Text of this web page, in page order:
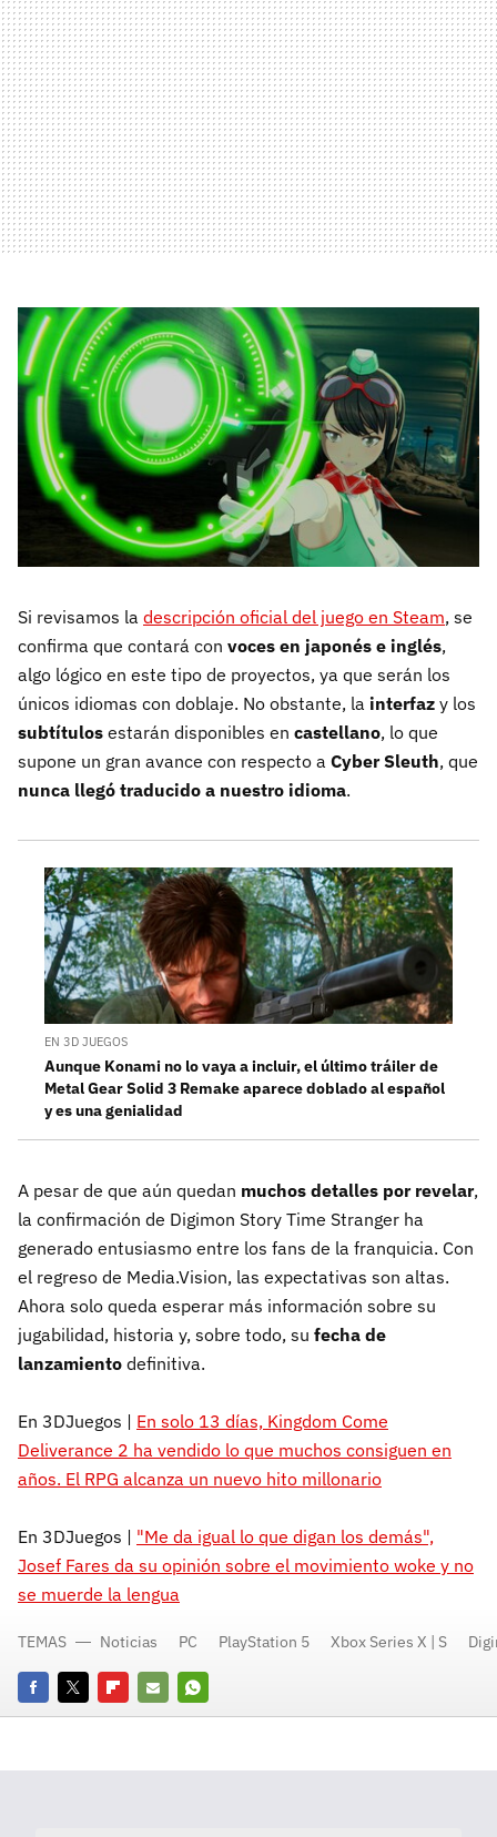
Si revisamos la descripción oficial del juego en Steam, se
confirma que contará con voces en japonés e inglés,
algo lógico en este tipo de proyectos, ya que serán los
únicos idiomas con doblaje. No obstante, la interfaz y los
subtítulos estarán disponibles en castellano, lo que
supone un gran avance con respecto a Cyber Sleuth, que
nunca llegó traducido a nuestro idioma.
EN 3D JUEGOS
Aunque Konami no lo vaya a incluir, el último tráiler de
Metal Gear Solid 3 Remake aparece doblado al español
y es una genialidad
A pesar de que aún quedan muchos detalles por revelar,
la confirmación de Digimon Story Time Stranger ha
generado entusiasmo entre los fans de la franquicia. Con
el regreso de Media.Vision, las expectativas son altas.
Ahora solo queda esperar más información sobre su
jugabilidad, historia y, sobre todo, su fecha de
lanzamiento definitiva.
En 3DJuegos | En solo 13 días, Kingdom Come
Deliverance 2 ha vendido lo que muchos consiguen en
años. El RPG alcanza un nuevo hito millonario
En 3DJuegos | "Me da igual lo que digan los demás",
Josef Fares da su opinión sobre el movimiento woke y no
se muerde la lengua
FacebookTwitterFlipboard
E-
Whatsapp
TEMAS Noticias PC PlayStation 5 Xbox Series X | S